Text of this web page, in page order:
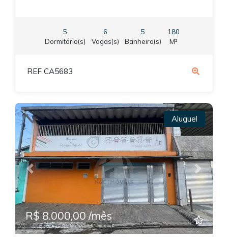
5
Dormitório(s)
6
Vagas(s)
5
Banheiro(s)
180
M²
REF CA5683
Previous Next
Aluguel
R$ 8.000,00 /mês